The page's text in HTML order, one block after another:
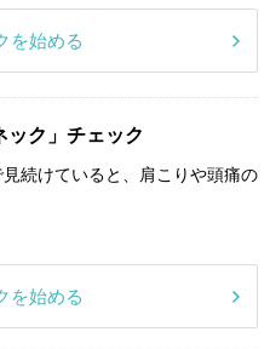
を始める
ック」チェック
続けていると、肩こりや頭痛の
を始める